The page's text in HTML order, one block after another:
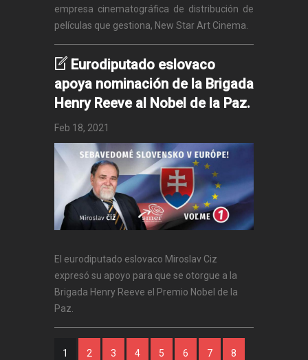
empresa cinematográfica de distribución de
películas que gestiona, New Star Art Cinema.
Eurodiputado eslovaco
apoya nominación de la Brigada
Henry Reeve al Nobel de la Paz.
Feb 18, 2021
El eurodiputado eslovaco Miroslav Ciz
expresó su apoyo para que se otorgue a la
Brigada Henry Reeve el Premio Nobel de la
Paz.
Páginas
1 2 3 4 5 6 7 8